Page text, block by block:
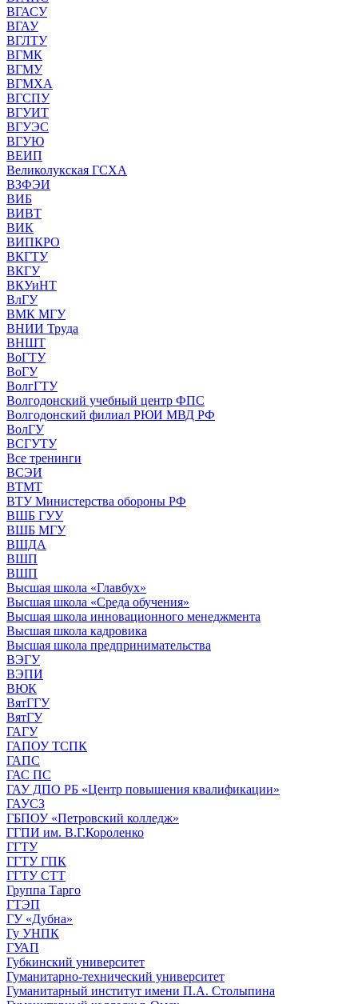
ВГАСУ
ВГАУ
ВГЛТУ
ВГМК
ВГМУ
ВГМХА
ВГСПУ
ВГУИТ
ВГУЭС
ВГУЮ
ВЕИП
Великолукская ГСХА
ВЗФЭИ
ВИБ
ВИВТ
ВИК
ВИПКРО
ВКГТУ
ВКГУ
ВКУиНТ
ВлГУ
ВМК МГУ
ВНИИ Труда
ВНШТ
ВоГТУ
ВоГУ
ВолгГТУ
Волгодонский учебный центр ФПС
Волгодонский филиал РЮИ МВД РФ
ВолГУ
ВСГУТУ
Все тренинги
ВСЭИ
ВТМТ
ВТУ Министерства обороны РФ
ВШБ ГУУ
ВШБ МГУ
ВШДА
ВШП
ВШП
Высшая школа «Главбух»
Высшая школа «Среда обучения»
Высшая школа инновационного менеджмента
Высшая школа кадровика
Высшая школа предпринимательства
ВЭГУ
ВЭПИ
ВЮК
ВятГГУ
ВятГУ
ГАГУ
ГАПОУ ТСПК
ГАПС
ГАС ПС
ГАУ ДПО РБ «Центр повышения квалификации»
ГАУСЗ
ГБПОУ «Петровский колледж»
ГГПИ им. В.Г.Короленко
ГГТУ
ГГТУ ГПК
ГГТУ СТТ
Группа Тарго
ГТЭП
ГУ «Дубна»
Гу УНПК
ГУАП
Губкинский университет
Гуманитарно-технический университет
Гуманитарный институт имени П.А. Столыпина